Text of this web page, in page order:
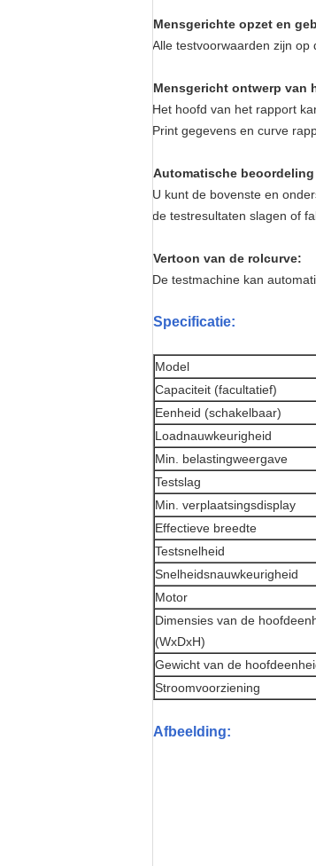
Mensgerichte opzet en
Alle testvoorwaarden zijn op
Mensgericht ontwerp van
Het hoofd van het rapport
Print gegevens en curve
Automatische
U kunt de bovenste en
de testresultaten slagen of
Vertoon van de rolcurve:
De testmachine kan
Specificatie:
Model
Capaciteit (facultatief)
Eenheid (schakelbaar)
Loadnauwkeurigheid
Min. belastingweergave
Testslag
Min. verplaatsingsdisplay
Effectieve breedte
Testsnelheid
Snelheidsnauwkeurigheid
Motor
Dimensies van de
(WxDxH)
Gewicht van de
Stroomvoorziening
Afbeelding: